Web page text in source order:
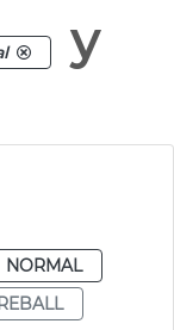
y
NORMAL